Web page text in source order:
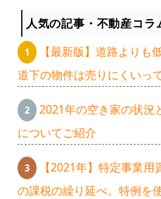
人気の記事・不動産コラ
【最新版】道路よりも
道下の物件は売りにくいっ
2021年の空き家の状況
についてご紹介
【2021年】特定事業
の課税の繰り延べ。特例を